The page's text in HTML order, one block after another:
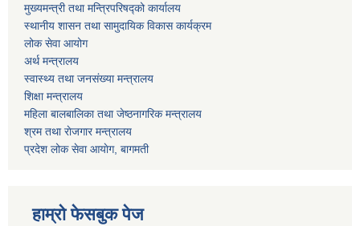
मुख्यमन्त्री तथा मन्त्रिपरिषद्को कार्यालय
स्थानीय शासन तथा सामुदायिक विकास कार्यक्रम
लोक सेवा आयोग
अर्थ मन्त्रालय
स्वास्थ्य तथा जनस‌ंख्या मन्त्रालय
शिक्षा मन्त्रालय
महिला बालबालिका तथा जेष्ठनागरिक मन्त्रालय
श्रम तथा राेजगार मन्त्रालय
प्रदेश लोक सेवा आयाेग, बागमती
हाम्रो फेसबुक पेज